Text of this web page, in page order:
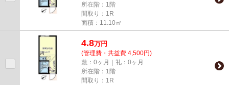
所在階：1階
間取り：1R
面積：11.10㎡
4.8万円
(管理費・共益費 4,500円)
敷：0ヶ月｜礼：0ヶ月
所在階：1階
間取り：1R